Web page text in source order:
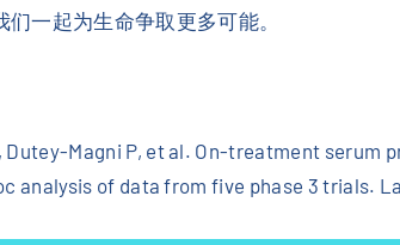
们一起为生命争取更多可能。
Dutey-Magni P, et al. On-treatment
analysis of data from five phase 3 trials.